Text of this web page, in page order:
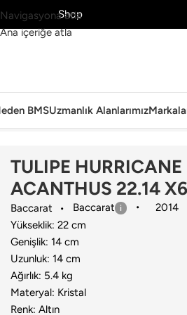
Navigasyona atla
Ana içeriğe atla
KeşfetShop
BMSUzmanlık Alanlarımız
Ana Sayfa›Aydınlatma›Başlık›
TULIPE
ACANTHUS 22.14 X6
Baccarat Baccarat
2014
Yükseklik: 22 cm
Genişlik: 14 cm
Uzunluk: 14 cm
Ağırlık: 5.4 kg
Materyal: Kristal
Renk: Altın